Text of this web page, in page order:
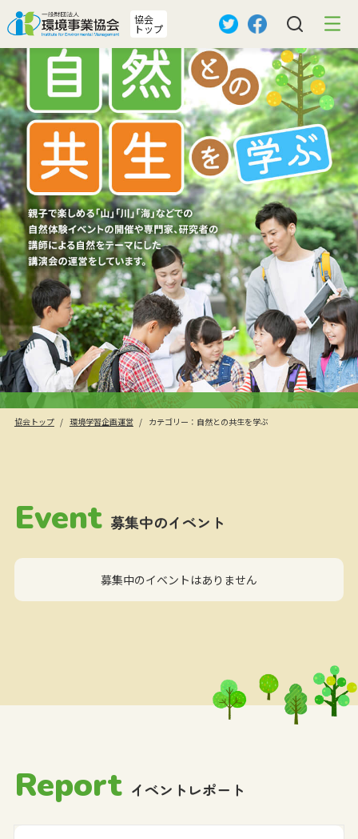
協会
トップ
協会トップ 環境学習企画運営 カテゴリー：自然との共生を学ぶ
Event 募集中のイベント
募集中のイベントはありません
Report イベントレポート